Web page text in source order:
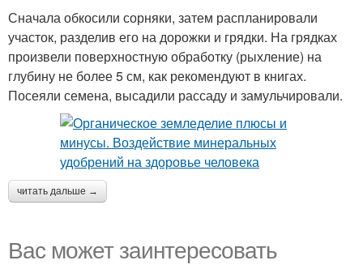
Сначала обкосили сорняки, затем распланировали
участок, разделив его на дорожки и грядки. На грядках
произвели поверхностную обработку (рыхление) на
глубину не более 5 см, как рекомендуют в книгах.
Посеяли семена, высадили рассаду и замульчировали.
читать дальше →
Вас может заинтересовать